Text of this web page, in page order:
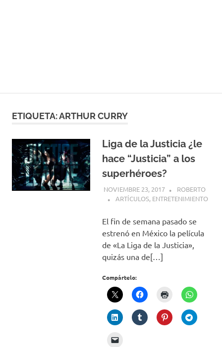
ETIQUETA:ARTHUR CURRY
Liga de la Justicia ¿le
hace “Justicia” a los
superhéroes?
NOVIEMBRE 23, 2017
ROBERTO
ARTÍCULOS, ENTRETENIMIENTO
El fin de semana pasado se
estrenó en México la película
de «La Liga de la Justicia»,
quizás una de[…]
Compártelo: